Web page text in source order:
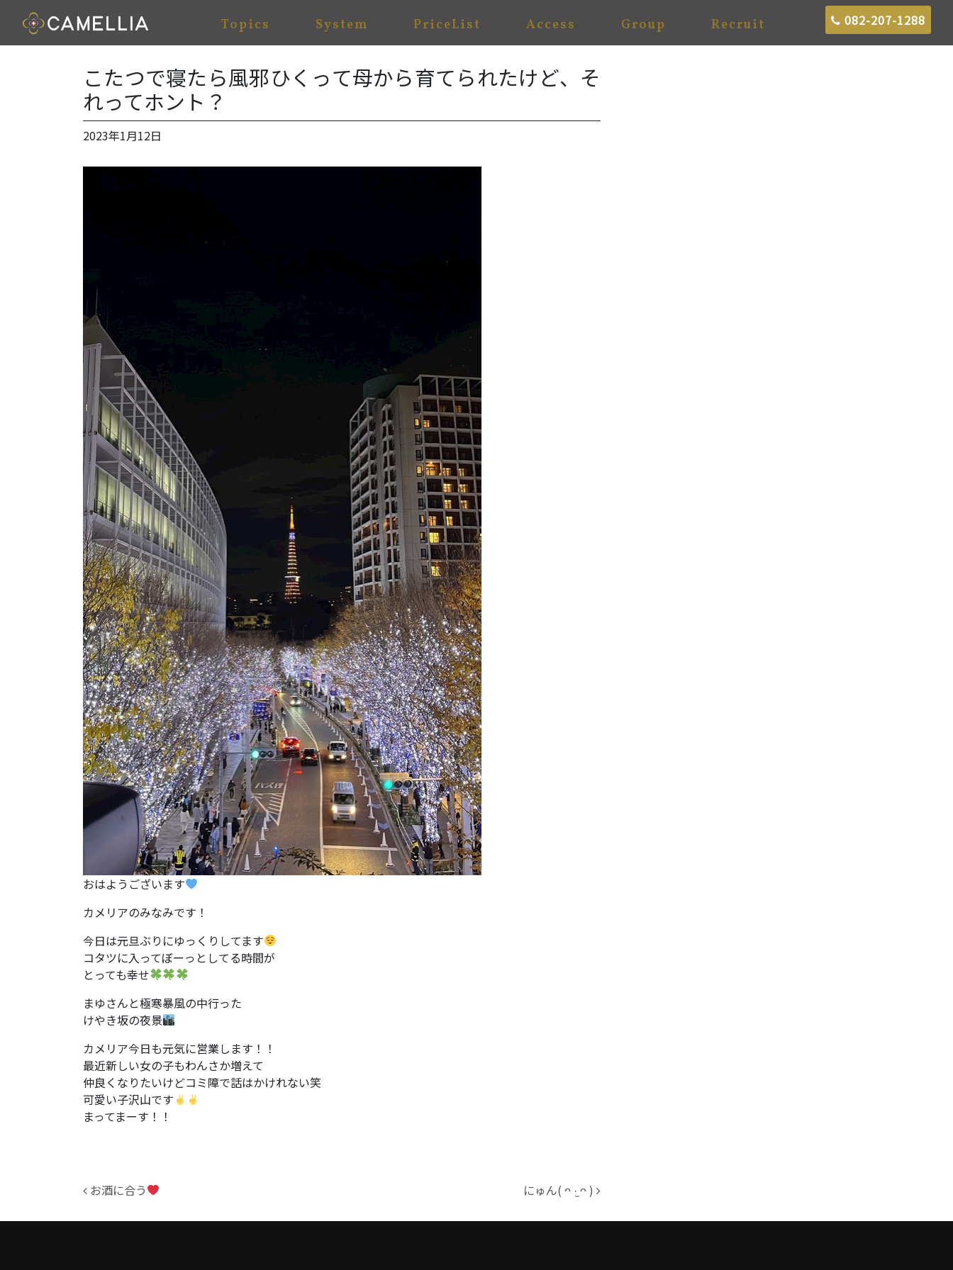
Topics System PriceList Access Group Recruit 082-207-1288
こたつで寝たら風邪ひくって母から育てられたけど、そ
れってホント？
2023年1月12日
おはようございます
カメリアのみなみです！
今日は元旦ぶりにゆっくりしてます
コタツに入ってぼーっとしてる時間が
とっても幸せ
まゆさんと極寒暴風の中行った
けやき坂の夜景
カメリア今日も元気に営業します！！
最近新しい女の子もわんさか増えて
仲良くなりたいけどコミ障で話はかけれない笑
可愛い子沢山です
まってまーす！！
投稿ナビゲーション
お酒に合う にゅん( ᴖ ·̫ ᴖ )